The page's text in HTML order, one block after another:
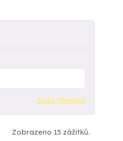
Zrušit filtrování
Zobrazeno 15 zážitků.